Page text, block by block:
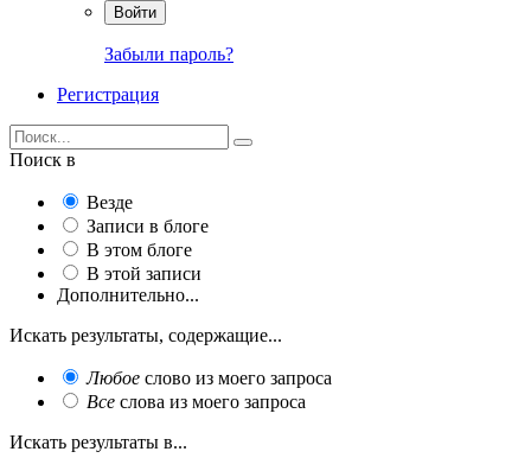
Войти
Забыли пароль?
Регистрация
Поиск в
Везде
Записи в блоге
В этом блоге
В этой записи
Дополнительно...
Искать результаты, содержащие...
Любое слово из моего запроса
Все слова из моего запроса
Искать результаты в...